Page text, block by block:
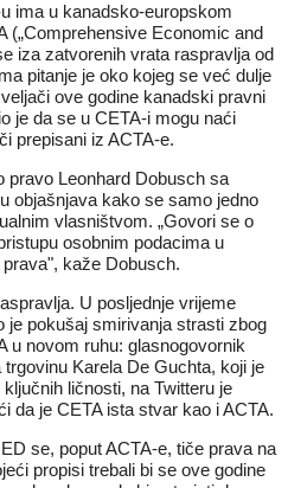
ima u kanadsko-europskom
(„Comprehensive Economic and
iza zatvorenih vrata raspravlja od
pitanje je oko kojeg se već dulje
ove godine kanadski pravni
je da se u CETA-i mogu naći
prepisani iz ACTA-e.
pravo Leonhard Dobusch sa
objašnjava kako se samo jedno
vlasništvom. „Govori se o
osobnim podacima u
kaže Dobusch.
U posljednje vrijeme
je pokušaj smirivanja strasti zbog
u novom ruhu: glasnogovornik
Karela De Guchta, koji je
ličnosti, na Twitteru je
da je CETA ista stvar kao i ACTA.
se, poput ACTA-e, tiče prava na
propisi trebali bi se ove godine